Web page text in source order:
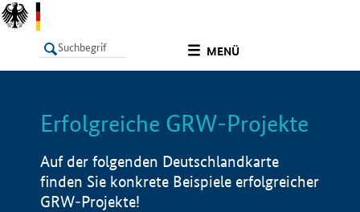
MENÜ
LISTE Info
Erfolgreiche GRW-Projekte
Auf der folgenden Deutschlandkarte
finden Sie konkrete Beispiele erfolgreicher
GRW-Projekte!